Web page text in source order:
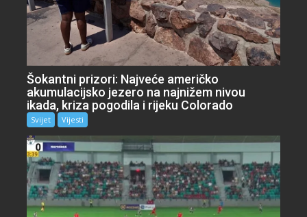
Šokantni prizori: Najveće američko
akumulacijsko jezero na najnižem nivou
ikada, kriza pogodila i rijeku Colorado
Svijet Vijesti